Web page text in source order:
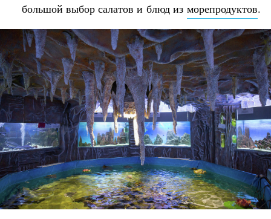
большой выбор салатов и блюд из морепродуктов.